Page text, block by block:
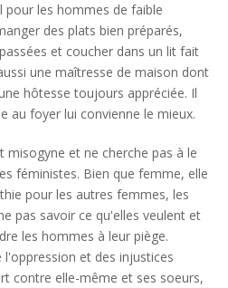
pour les hommes de faible
des plats bien préparés,
et coucher dans un lit fait
une maîtresse de maison dont
hôtesse toujours appréciée. Il
au foyer lui convienne le mieux.
et ne cherche pas à le
féministes. Bien que femme, elle
pour les autres femmes, les
pas savoir ce qu'elles veulent et
les hommes à leur piège.
et des injustices
contre elle-même et ses soeurs,